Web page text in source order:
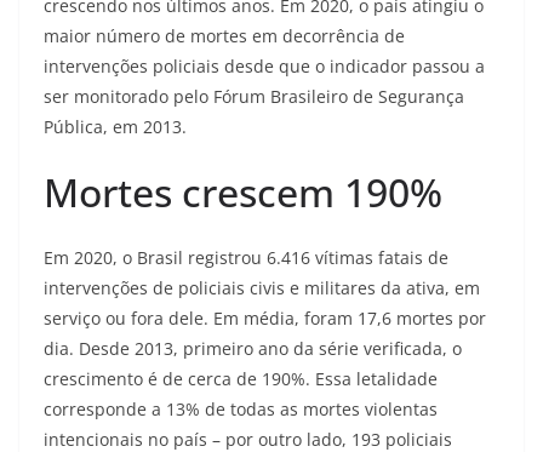
crescendo nos últimos anos. Em 2020, o país atingiu o
maior número de mortes em decorrência de
intervenções policiais desde que o indicador passou a
ser monitorado pelo Fórum Brasileiro de Segurança
Pública, em 2013.
Mortes crescem 190%
Em 2020, o Brasil registrou 6.416 vítimas fatais de
intervenções de policiais civis e militares da ativa, em
serviço ou fora dele. Em média, foram 17,6 mortes por
dia. Desde 2013, primeiro ano da série verificada, o
crescimento é de cerca de 190%. Essa letalidade
corresponde a 13% de todas as mortes violentas
intencionais no país – por outro lado, 193 policiais